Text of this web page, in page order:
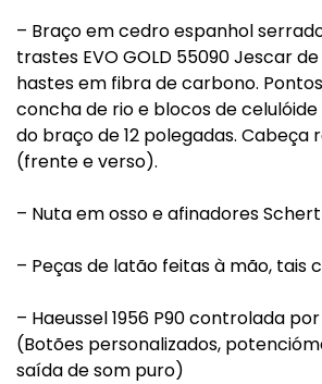
– Braço em cedro espanhol
trastes EVO GOLD 55090 Jescar
hastes em fibra de carbono.
concha de rio e blocos de celulóide
do braço de 12 polegadas.
(frente e verso).
– Nuta em osso e afinadores
– Peças de latão feitas à mão,
– Haeussel 1956 P90 controlada
(Botões personalizados,
saída de som puro)